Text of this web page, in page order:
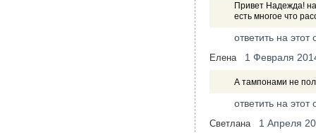
Привет Надежда!
есть многое что
ответить на этот
Елена 1 Февраля
А тампонами не
ответить на этот
Светлана 1 Апреля